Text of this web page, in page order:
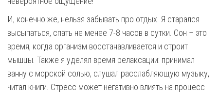
И, конечно же, нельзя забывать про отдых. Я старался
высыпаться, спать не менее 7-8 часов в сутки. Сон – это
время, когда организм восстанавливается и строит
мышцы. Также я уделял время релаксации: принимал
ванну с морской солью, слушал расслабляющую музыку,
читал книги. Стресс может негативно влиять на процесс